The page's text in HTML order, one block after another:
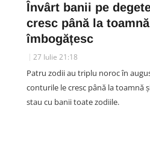
Învârt banii pe
cresc până la
îmbogățesc
27 Iulie 21:18
Patru zodii au triplu noroc în
conturile le cresc până la toamnă
stau cu banii toate zodiile.